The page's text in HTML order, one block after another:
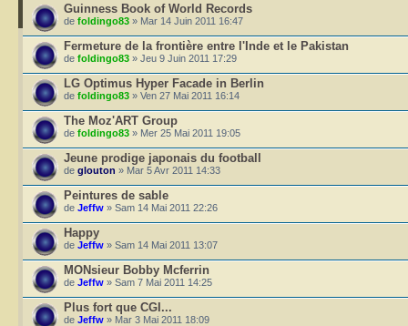
Guinness Book of World Records
de foldingo83 » Mar 14 Juin 2011 16:47
Fermeture de la frontière entre l'Inde et le Pakistan
de foldingo83 » Jeu 9 Juin 2011 17:29
LG Optimus Hyper Facade in Berlin
de foldingo83 » Ven 27 Mai 2011 16:14
The Moz'ART Group
de foldingo83 » Mer 25 Mai 2011 19:05
Jeune prodige japonais du football
de glouton » Mar 5 Avr 2011 14:33
Peintures de sable
de Jeffw » Sam 14 Mai 2011 22:26
Happy
de Jeffw » Sam 14 Mai 2011 13:07
MONsieur Bobby Mcferrin
de Jeffw » Sam 7 Mai 2011 14:25
Plus fort que CGI...
de Jeffw » Mar 3 Mai 2011 18:09